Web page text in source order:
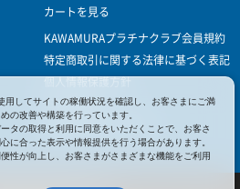
カートを見る
KAWAMURAプラチナクラブ会員規約
特定商取引に関する法律に基づく表記
個人情報保護方針
ISO9001
健康経営優良法人認定
用してサイトの稼働状況を確認し、お客さまにご満
の改善や構築を行っています。
タの取得と利用に同意をいただくことで、お客さ
に合った表示や情報提供を行う場合があります。
性が向上し、お客さまがさまざまな機能をご利用